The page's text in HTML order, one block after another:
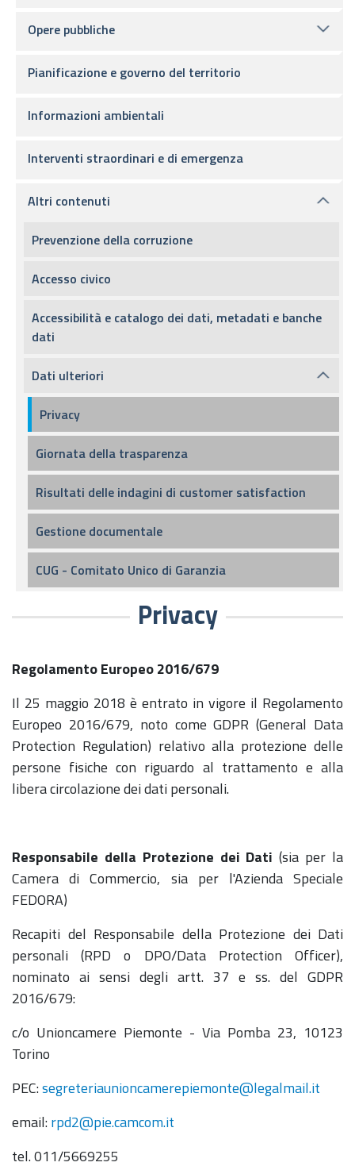
Privacy
Regolamento Europeo 2016/679
Il 25 maggio 2018 è entrato in vigore il Regolamento
Europeo 2016/679, noto come GDPR (General Data
Protection Regulation) relativo alla protezione delle
persone fisiche con riguardo al trattamento e alla
libera circolazione dei dati personali.
Responsabile della Protezione dei Dati (sia per la
Camera di Commercio, sia per l'Azienda Speciale
FEDORA)
Recapiti del Responsabile della Protezione dei Dati
personali (RPD o DPO/Data Protection Officer),
nominato ai sensi degli artt. 37 e ss. del GDPR
2016/679:
c/o Unioncamere Piemonte - Via Pomba 23, 10123
Torino
PEC:segreteriaunioncamerepiemonte@legalmail.it
email:rpd2@pie.camcom.it
tel. 011/5669255
Opere pubbliche
Pianificazione e governo del territorio
Informazioni ambientali
Interventi straordinari e di emergenza
Altri contenuti
Prevenzione della corruzione
Accesso civico
Accessibilità e catalogo dei dati, metadati e banche
dati
Dati ulteriori
Privacy
Giornata della trasparenza
Risultati delle indagini di customer satisfaction
Gestione documentale
CUG - Comitato Unico di Garanzia